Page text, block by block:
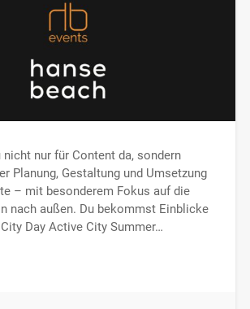
nicht nur für Content da, sondern
Planung, Gestaltung und Umsetzung
– mit besonderem Fokus auf die
nach außen. Du bekommst Einblicke
Day Active City Summer…